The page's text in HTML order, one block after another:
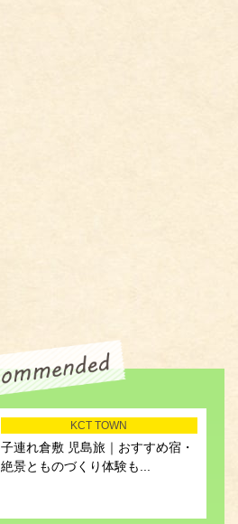
KCT TOWN
子連れ倉敷 児島旅｜おすすめ宿・
絶景とものづくり体験も...